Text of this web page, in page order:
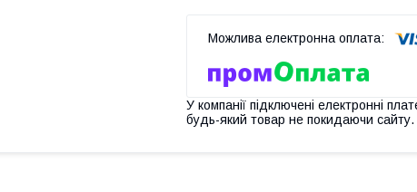
У компанії підключені електронні
будь-який товар не покидаючи сайту.